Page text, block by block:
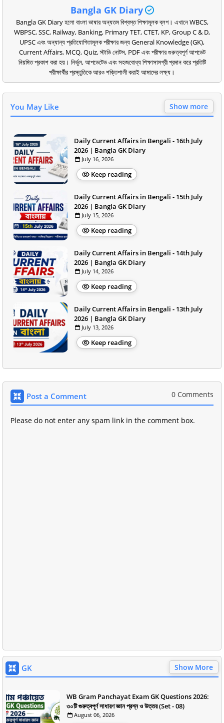
Bangla GK Diary
Bangla GK Diary হলো বাংলা ভাষার অন্যতম বিশ্বস্ত শিক্ষামূলক ব্লগ। এখানে WBCS,
WBPSC, SSC, Railway, Banking, Primary TET, CTET, KP, Group C & D,
UPSC এবং অন্যান্য প্রতিযোগিতামূলক পরীক্ষার জন্য General Knowledge (GK),
Current Affairs, MCQ, Quiz, স্টাডি নোটস, PDF এবং পরীক্ষার গুরুত্বপূর্ণ আপডেট
নিয়মিত প্রকাশ করা হয়। নির্ভুল, আপডেটেড এবং সহজবোধ্য শিক্ষাসামগ্রী প্রদান করে প্রতিটি
পরীক্ষার্থীর প্রস্তুতিকে আরও শক্তিশালী করাই আমাদের লক্ষ্য।
You May Like Show more
Daily Current Affairs in Bengali - 16th July
2026 | Bangla GK Diary
July 16, 2026
Keep reading
Daily Current Affairs in Bengali - 15th July
2026 | Bangla GK Diary
July 15, 2026
Keep reading
Daily Current Affairs in Bengali - 14th July
2026 | Bangla GK Diary
July 14, 2026
Keep reading
Daily Current Affairs in Bengali - 13th July
2026 | Bangla GK Diary
July 13, 2026
Keep reading
Post a Comment 0 Comments
Please do not enter any spam link in the comment box.
GK Show More
WB Gram Panchayat Exam GK Questions 2026:
৩০টি গুরুত্বপূর্ণ সাধারণ জ্ঞান প্রশ্ন ও উত্তর (Set - 08)
August 06, 2026